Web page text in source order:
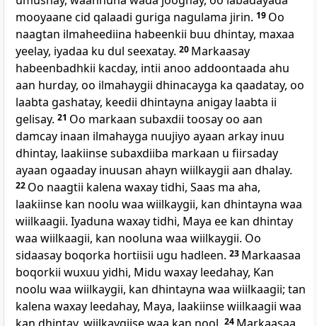
mooyaane cid qalaadi guriga nagulama jirin. 19 Oo
naagtan ilmaheediina habeenkii buu dhintay, maxaa
yeelay, iyadaa ku dul seexatay. 20 Markaasay
habeenbadhkii kacday, intii anoo addoontaada ahu
aan hurday, oo ilmahaygii dhinacayga ka qaadatay, oo
laabta gashatay, keedii dhintayna anigay laabta ii
gelisay. 21 Oo markaan subaxdii toosay oo aan
damcay inaan ilmahayga nuujiyo ayaan arkay inuu
dhintay, laakiinse subaxdiiba markaan u fiirsaday
ayaan ogaaday inuusan ahayn wiilkaygii aan dhalay.
22 Oo naagtii kalena waxay tidhi, Saas ma aha,
laakiinse kan noolu waa wiilkaygii, kan dhintayna waa
wiilkaagii. Iyaduna waxay tidhi, Maya ee kan dhintay
waa wiilkaagii, kan nooluna waa wiilkaygii. Oo
sidaasay boqorka hortiisii ugu hadleen. 23 Markaasaa
boqorkii wuxuu yidhi, Midu waxay leedahay, Kan
noolu waa wiilkaygii, kan dhintayna waa wiilkaagii; tan
kalena waxay leedahay, Maya, laakiinse wiilkaagii waa
24